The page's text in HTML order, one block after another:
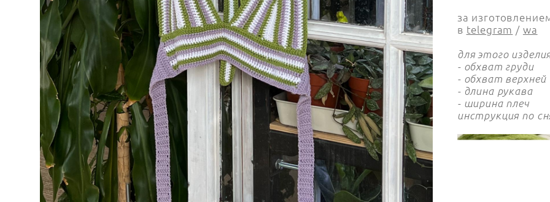
за
в telegram / wa
для этого
​- обхват груди
- обхват
- длина рукава
- ширина плеч
инструкция по